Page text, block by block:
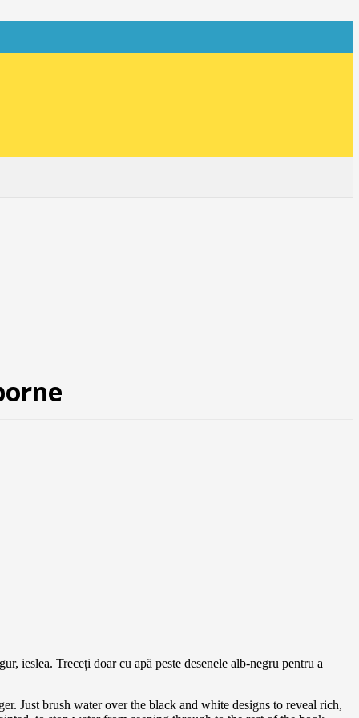
ieslea. Treceți doar cu apă peste desenele alb-negru pentru a
Just brush water over the black and white designs to reveal rich,